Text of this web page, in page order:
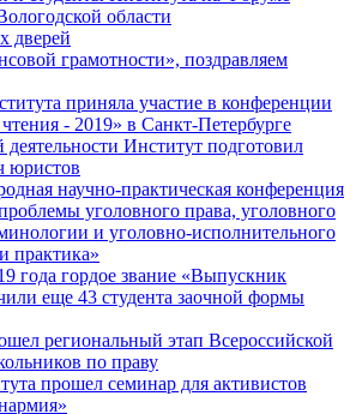
области
дверей
грамотности», поздравляем
приняла участие в конференции
- 2019» в Санкт-Петербурге
деятельности Институт подготовил
юристов
научно-практическая конференция
уголовного права, уголовного
и уголовно-исполнительного
практика»
года гордое звание «Выпускник
еще 43 студента заочной формы
региональный этап Всероссийской
по праву
прошел семинар для активистов